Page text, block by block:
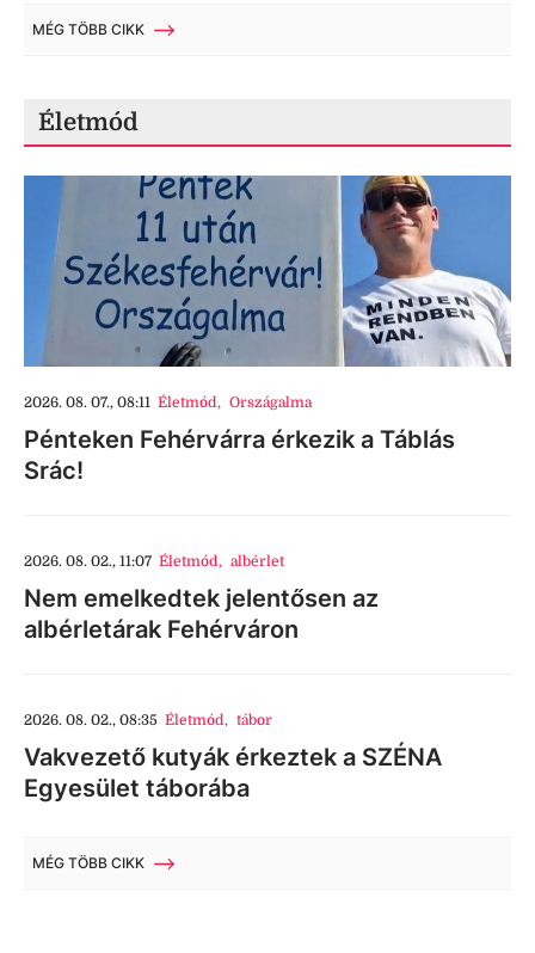
MÉG TÖBB CIKK
Életmód
2026. 08. 07., 08:11 Életmód, Országalma
Pénteken Fehérvárra érkezik a Táblás
Srác!
2026. 08. 02., 11:07 Életmód, albérlet
Nem emelkedtek jelentősen az
albérletárak Fehérváron
2026. 08. 02., 08:35 Életmód, tábor
Vakvezető kutyák érkeztek a SZÉNA
Egyesület táborába
MÉG TÖBB CIKK